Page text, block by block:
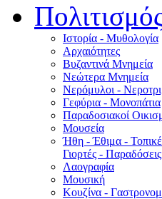
Ιστορία - Μυθολογία
Αρχαιότητες
Βυζαντινά Μνημεία
Νεώτερα Μνημεία
Νερόμυλοι -
Γεφύρια - Μονοπάτια
Παραδοσιακοί
Μουσεία
Ήθη - Έθιμα -
Γιορτές - Παραδόσεις
Λαογραφία
Μουσική
Κουζίνα -